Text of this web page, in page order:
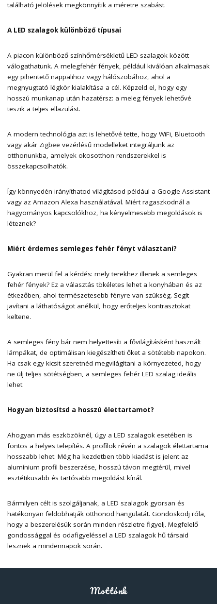
található jelölések megkönnyítik a méretre szabást.
A LED szalagok különböző típusai
A piacon különböző színhőmérsékletű LED szalagok között
válogathatunk. A melegfehér fények, például kiválóan alkalmasak
egy pihentető nappalihoz vagy hálószobához, ahol a
megnyugtató légkör kialakítása a cél. Képzeld el, hogy egy
hosszú munkanap után hazatérsz: a meleg fények lehetővé
teszik a teljes ellazulást.
A modern technológia azt is lehetővé tette, hogy WiFi, Bluetooth
vagy akár Zigbee vezérlésű modelleket integráljunk az
otthonunkba, amelyek okosotthon rendszerekkel is
összekapcsolhatók.
Így könnyedén irányíthatod világításod például a Google Assistant
vagy az Amazon Alexa használatával. Miért ragaszkodnál a
hagyományos kapcsolókhoz, ha kényelmesebb megoldások is
léteznek?
Miért érdemes semleges fehér fényt választani?
Gyakran merül fel a kérdés: mely terekhez illenek a semleges
fehér fények? Ez a választás tökéletes lehet a konyhában és az
étkezőben, ahol természetesebb fényre van szükség. Segít
javítani a láthatóságot anélkül, hogy erőteljes kontrasztokat
keltene.
A semleges fény bár nem helyettesíti a fővilágításként használt
lámpákat, de optimálisan kiegészítheti őket a sötétebb napokon.
Ha csak egy kicsit szeretnéd megvilágítani a környezeted, hogy
ne ülj teljes sötétségben, a semleges fehér LED szalag ideális
lehet.
Hogyan biztosítsd a hosszú élettartamot?
Ahogyan más eszközöknél, úgy a LED szalagok esetében is
fontos a helyes telepítés. A profilok révén a szalagok élettartama
hosszabb lehet. Még ha kezdetben több kiadást is jelent az
alumínium profil beszerzése, hosszú távon megtérül, mivel
esztétikusabb és tartósabb megoldást kínál.
Bármilyen célt is szolgáljanak, a LED szalagok gyorsan és
hatékonyan feldobhatják otthonod hangulatát. Gondoskodj róla,
hogy a beszerelésük során minden részletre figyelj. Megfelelő
gondossággal és odafigyeléssel a LED szalagok hű társaid
lesznek a mindennapok során.
Mottónk